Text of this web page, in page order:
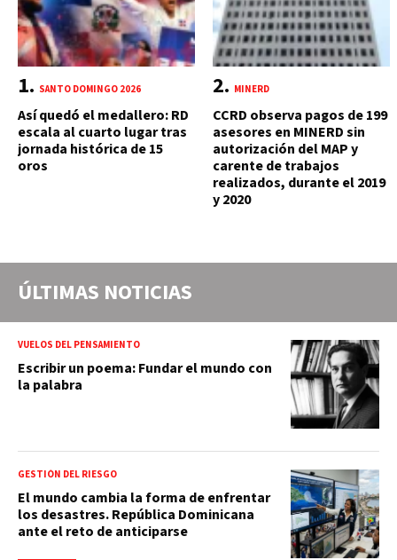
SANTO DOMINGO 2026
Así quedó el medallero: RD
escala al cuarto lugar tras
jornada histórica de 15
oros
MINERD
CCRD observa pagos de 199
asesores en MINERD sin
autorización del MAP y
carente de trabajos
realizados, durante el 2019
y 2020
ÚLTIMAS NOTICIAS
VUELOS DEL PENSAMIENTO
Escribir un poema: Fundar el mundo con
la palabra
GESTIÓN DEL RIESGO
El mundo cambia la forma de enfrentar
los desastres. República Dominicana
ante el reto de anticiparse